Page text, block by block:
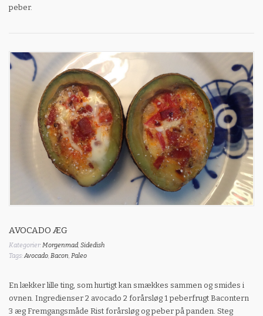
peber.
AVOCADO ÆG
Kategorier:Morgenmad, Sidedish
Tags:Avocado, Bacon, Paleo
En lækker lille ting, som hurtigt kan smækkes sammen og smides i
ovnen. Ingredienser 2 avocado 2 forårsløg 1 peberfrugt Bacontern
3 æg Fremgangsmåde Rist forårsløg og peber på panden. Steg